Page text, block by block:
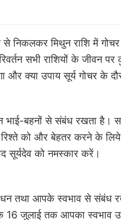
से निकलकर मिथुन राशि में
सभी राशियों के जीवन
क्या उपाय सूर्य गोचर के
भाई-बहनों से संबंध रखता है।
को और बेहतर करने के
सूर्यदेव को नमस्कार करें।
तथा आपके स्वभाव से संबंध
जुलाई तक आपका स्वभाव